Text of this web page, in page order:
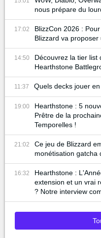
nous prépare du
17:02
BlizzCon 2026 :
Blizzard va
14:50
Découvrez la tier list
Hearthstone
11:37 Quels decks jouer
19:00
Hearthstone : 5
Prêtre de la
Temporelles !
21:02
Ce jeu de Blizzard
monétisation gatcha
16:32
Hearthstone :
extension et un vrai
? Notre interview